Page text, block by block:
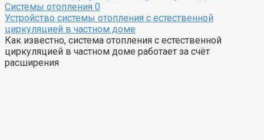
Системы отопления 0
Устройство системы отопления с естественной
циркуляцией в частном доме
Как известно, система отопления с естественной
циркуляцией в частном доме работает за счёт
расширения